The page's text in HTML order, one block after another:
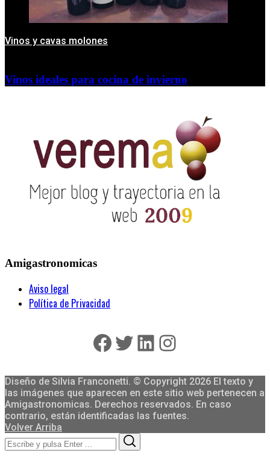
Vinos y cavas molones
Vinos ideales para cocina de invierno
Amigastronomicas
Aviso legal
Política de Privacidad
Facebook
Twitter
LinkedIn
Instagram
Diseño de Silvia Franconetti. © Copyright 2026 El texto y
las imágenes que aparecen en este sitio web pertenecen a
Amigastronomicas. Derechos reservados. En caso
contrario, están identificadas las fuentes.
Volver Arriba
Search
for: